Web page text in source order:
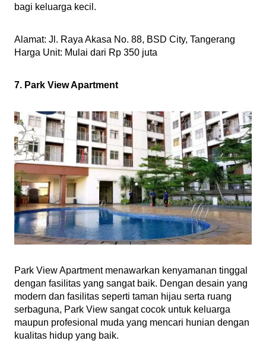
bagi keluarga kecil.
Alamat: Jl. Raya Akasa No. 88, BSD City, Tangerang
Harga Unit: Mulai dari Rp 350 juta
7. Park View Apartment
Park View Apartment menawarkan kenyamanan tinggal
dengan fasilitas yang sangat baik. Dengan desain yang
modern dan fasilitas seperti taman hijau serta ruang
serbaguna, Park View sangat cocok untuk keluarga
maupun profesional muda yang mencari hunian dengan
kualitas hidup yang baik.